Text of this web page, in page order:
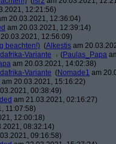
12:21:56)
20.03.2021, 12:36:04)
am 20.03.2021, 12:39:14)
12:56:09)
beachten!) (Alkestis am
Variante
(Paulas_Papa
am 20.03.2021, 14:02:38)
Variante (Nomade1 am
am 20.03.2021, 15:16:22)
00:38:49)
am 21.03.2021, 02:16:27)
11:07:58)
12:00:18)
08:32:14)
09:16:58)